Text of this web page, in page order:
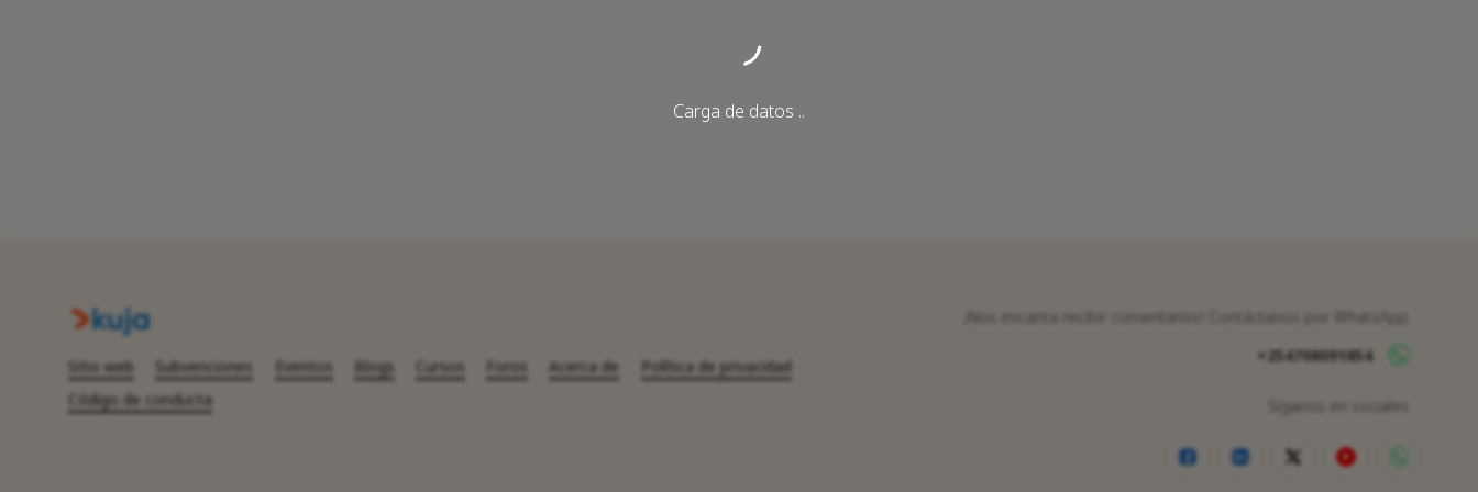
Carga de datos ..
Sitio web Subvenciones Eventos Blogs Cursos Foros Acerca de
Política de privacidad
Código de conducta
¡Nos encanta recibir comentarios! Contáctanos por WhatsApp
+254708091854
Síganos en sociales